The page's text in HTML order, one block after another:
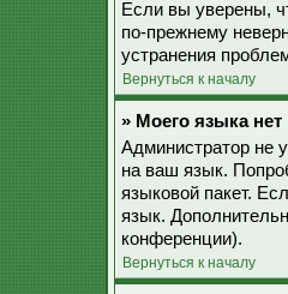
Если вы уверены,
по-прежнему
устранения
Вернуться к началу
» Моего языка нет
Администратор не
на ваш язык.
языковой пакет.
язык.
конференции).
Вернуться к началу